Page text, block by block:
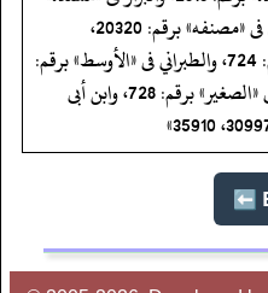
برقم: 6221، وعبد الرزاق فى «مصنفه» برقم: 20320،
والطبراني فى«الكبير» برقم: 724، والطبراني فى «الأوسط» برقم:
1149، 4905، والطبراني فى «الصغير» برقم: 728، وابن أبى